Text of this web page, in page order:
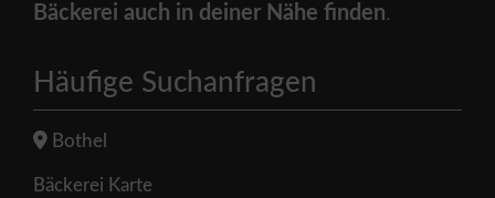
Bäckerei auch in deiner Nähe finden.
Häufige Suchanfragen
Bothel
Bäckerei Karte